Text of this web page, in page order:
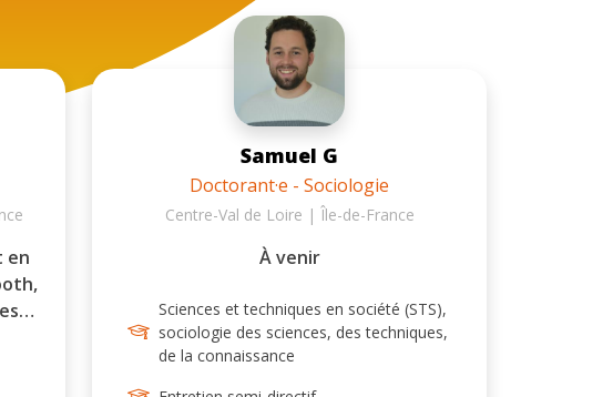
en
Samuel G
Doctorant·e - Sociologie
Centre-Val de Loire | Île-de-France
À venir
Sciences et techniques en société (STS),
sociologie des sciences, des techniques,
de la connaissance